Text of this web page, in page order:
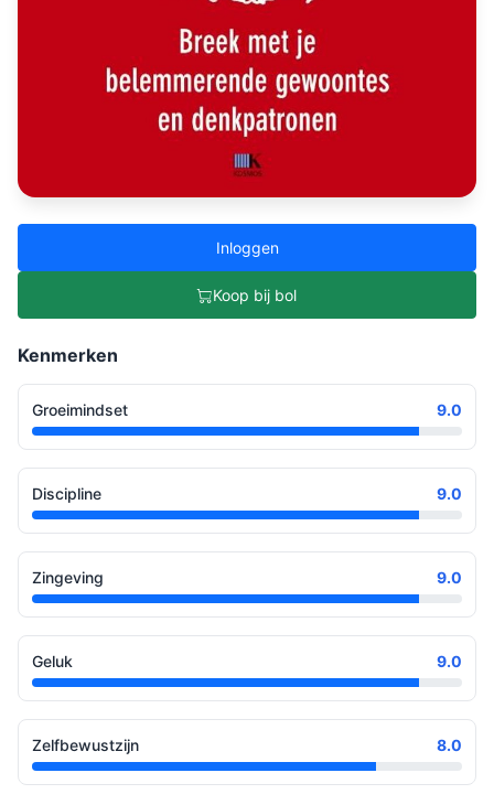
Inloggen
Koop bij bol
Kenmerken
Groeimindset 9.0
Discipline 9.0
Zingeving 9.0
Geluk 9.0
Zelfbewustzijn 8.0